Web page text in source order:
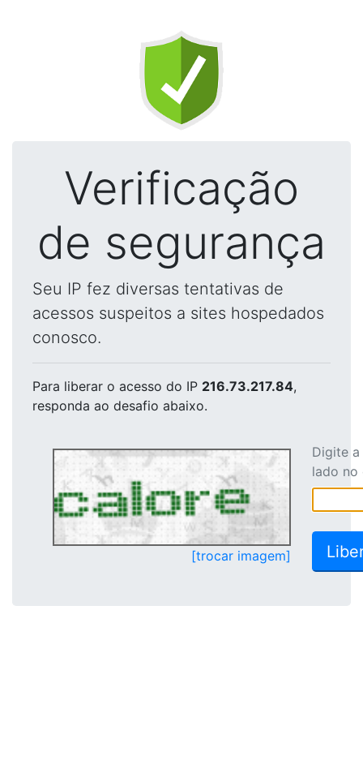
Verificação
de segurança
Seu IP fez diversas tentativas de
acessos suspeitos a sites hospedados
conosco.
Para liberar o acesso do IP 216.73.217.84,
responda ao desafio abaixo.
[trocar imagem]
Digite
lado no